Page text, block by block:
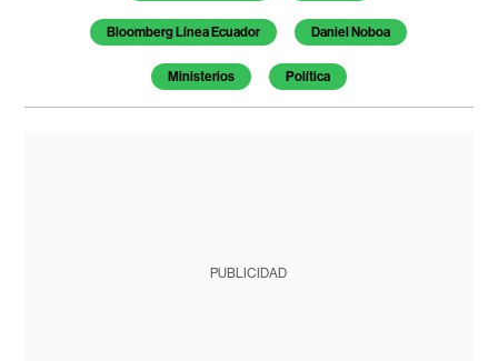
Bloomberg Línea Ecuador Daniel Noboa
Ministerios Política
PUBLICIDAD